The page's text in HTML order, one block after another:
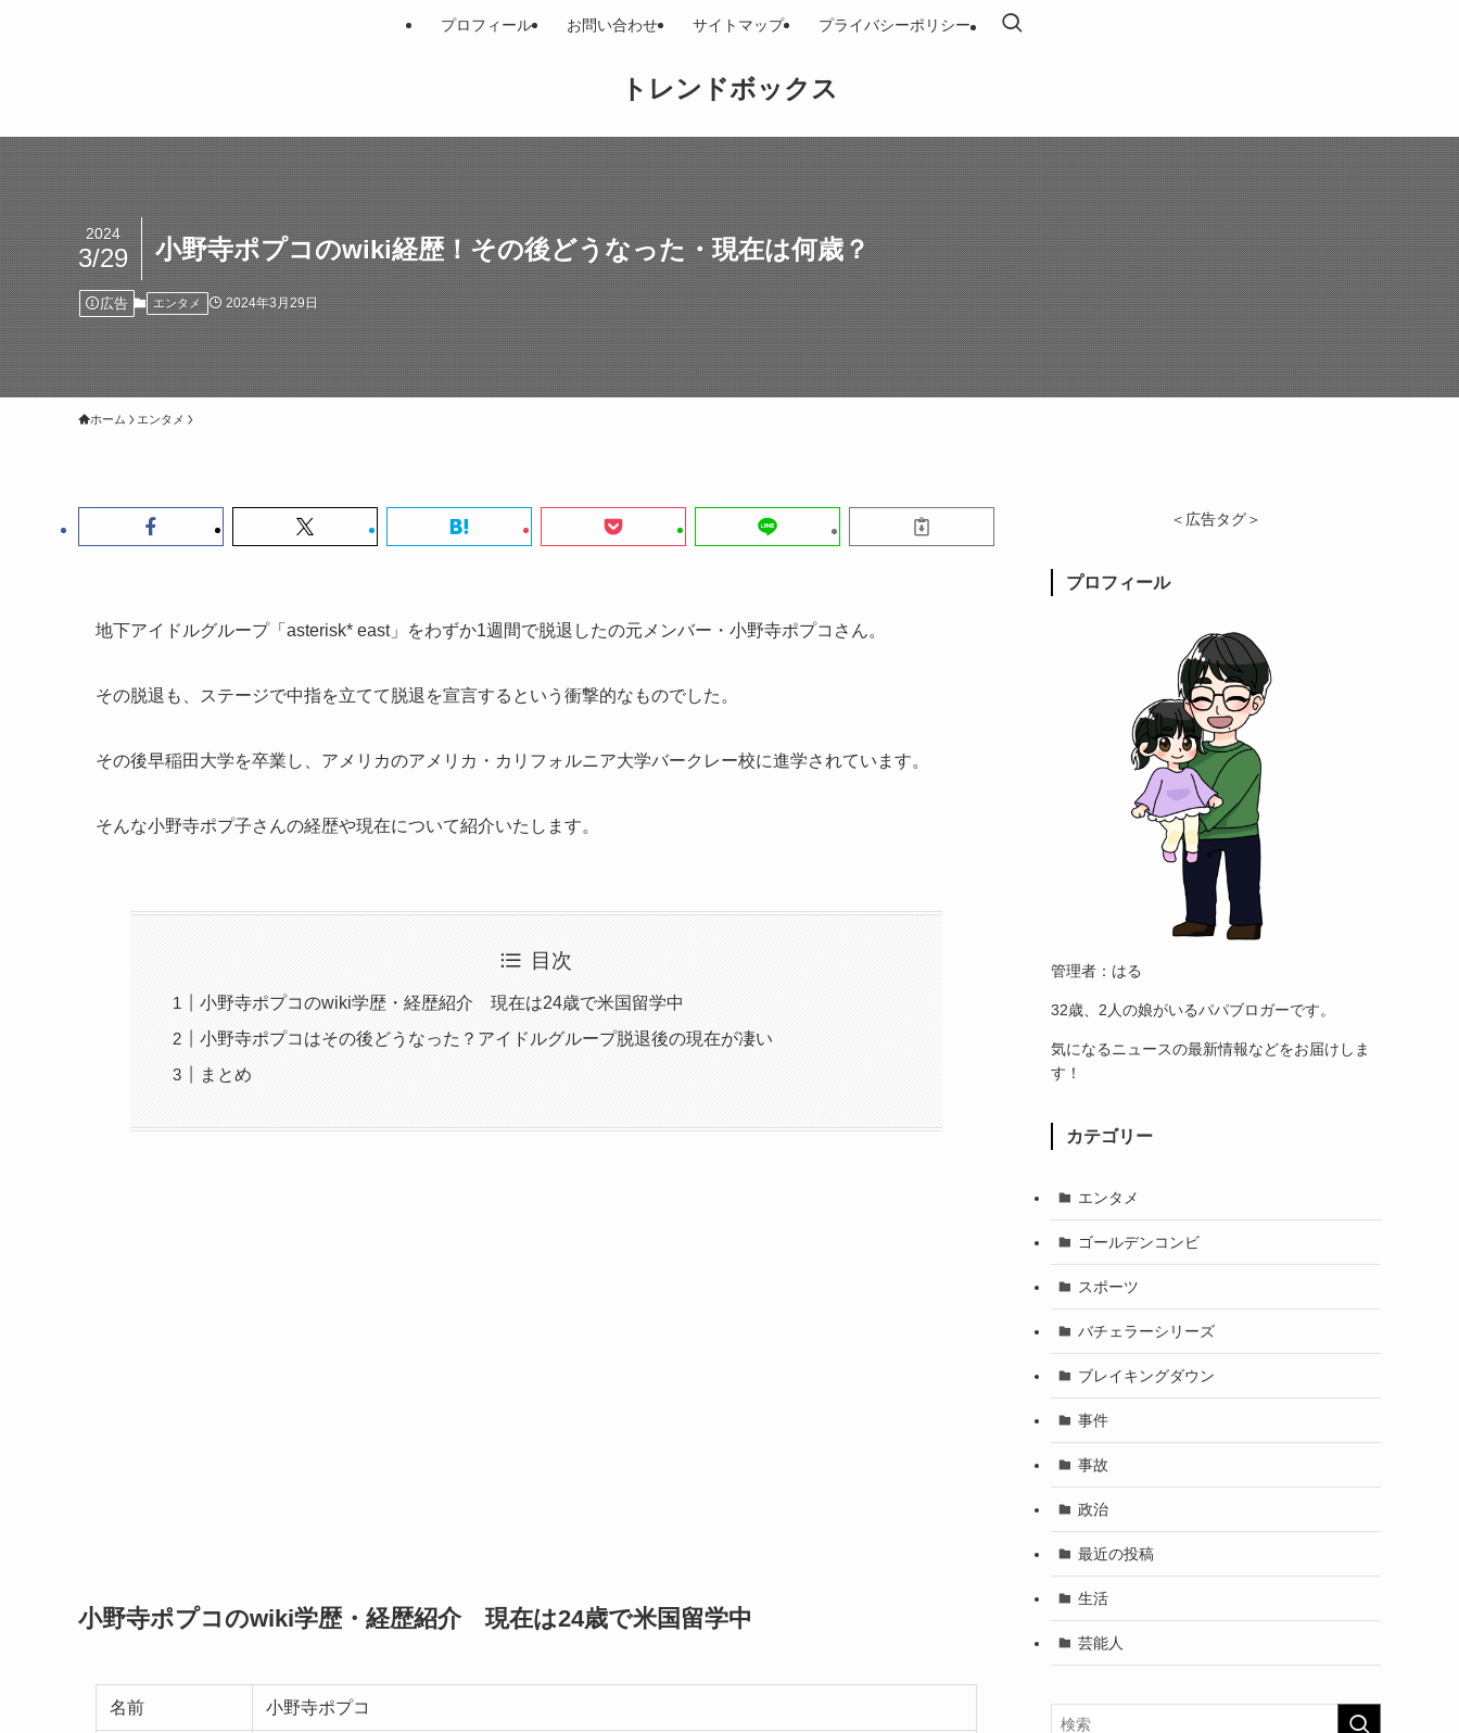
トレンドボックス
プロフィール お問い合わせ サイトマップ プライバシーポリシー
小野寺ポプコのwiki経歴！その後どうなった・現在は何歳？
2024
3/29
広告 エンタメ 2024年3月29日
ホーム エンタメ
地下アイドルグループ「asterisk* east」をわずか1週間で脱退したの元メンバー・小野寺ポプコさん。
その脱退も、ステージで中指を立てて脱退を宣言するという衝撃的なものでした。
その後早稲田大学を卒業し、アメリカのアメリカ・カリフォルニア大学バークレー校に進学されています。
そんな小野寺ポプ子さんの経歴や現在について紹介いたします。
目次
小野寺ポプコのwiki学歴・経歴紹介 現在は24歳で米国留学中
小野寺ポプコはその後どうなった？アイドルグループ脱退後の現在が凄い
まとめ
小野寺ポプコのwiki学歴・経歴紹介 現在は24歳で米国留学中
名前 小野寺ポプコ
＜広告タグ＞
プロフィール
管理者：はる
32歳、2人の娘がいるパパブロガーです。
気になるニュースの最新情報などをお届けしま
す！
カテゴリー
エンタメ
ゴールデンコンビ
スポーツ
バチェラーシリーズ
ブレイキングダウン
事件
事故
政治
最近の投稿
生活
芸能人